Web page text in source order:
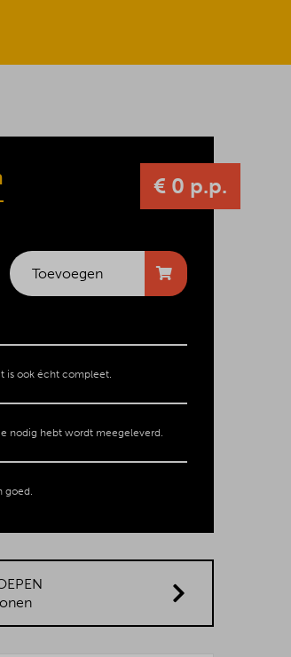
€ 0 p.p.
Toevoegen
is ook écht compleet.
nodig hebt wordt meegeleverd.
goed.